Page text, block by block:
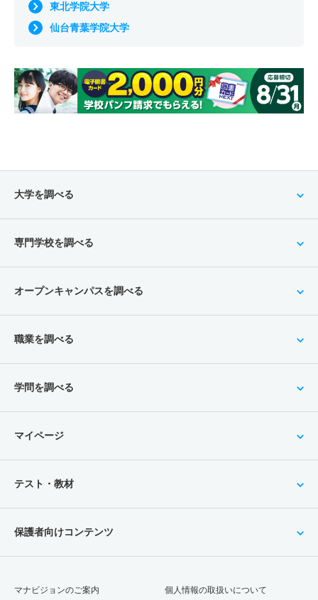
東北学院大学
仙台青葉学院大学
大学を調べる
専門学校を調べる
オープンキャンパスを調べる
職業を調べる
学問を調べる
マイページ
テスト・教材
保護者向けコンテンツ
マナビジョンのご案内 個人情報の取扱いについて